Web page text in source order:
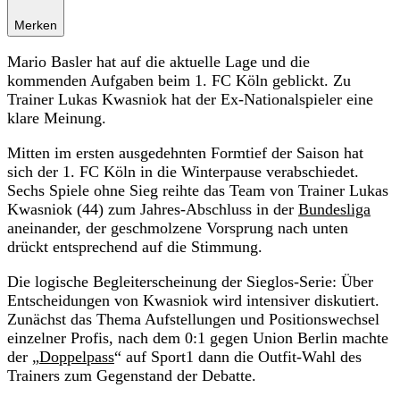
Merken
Mario Basler hat auf die aktuelle Lage und die
kommenden Aufgaben beim 1. FC Köln geblickt. Zu
Trainer Lukas Kwasniok hat der Ex-Nationalspieler eine
klare Meinung.
Mitten im ersten ausgedehnten Formtief der Saison hat
sich der 1. FC Köln in die Winterpause verabschiedet.
Sechs Spiele ohne Sieg reihte das Team von Trainer Lukas
Kwasniok (44) zum Jahres-Abschluss in der Bundesliga
aneinander, der geschmolzene Vorsprung nach unten
drückt entsprechend auf die Stimmung.
Die logische Begleiterscheinung der Sieglos-Serie: Über
Entscheidungen von Kwasniok wird intensiver diskutiert.
Zunächst das Thema Aufstellungen und Positionswechsel
einzelner Profis, nach dem 0:1 gegen Union Berlin machte
der „Doppelpass“ auf Sport1 dann die Outfit-Wahl des
Trainers zum Gegenstand der Debatte.